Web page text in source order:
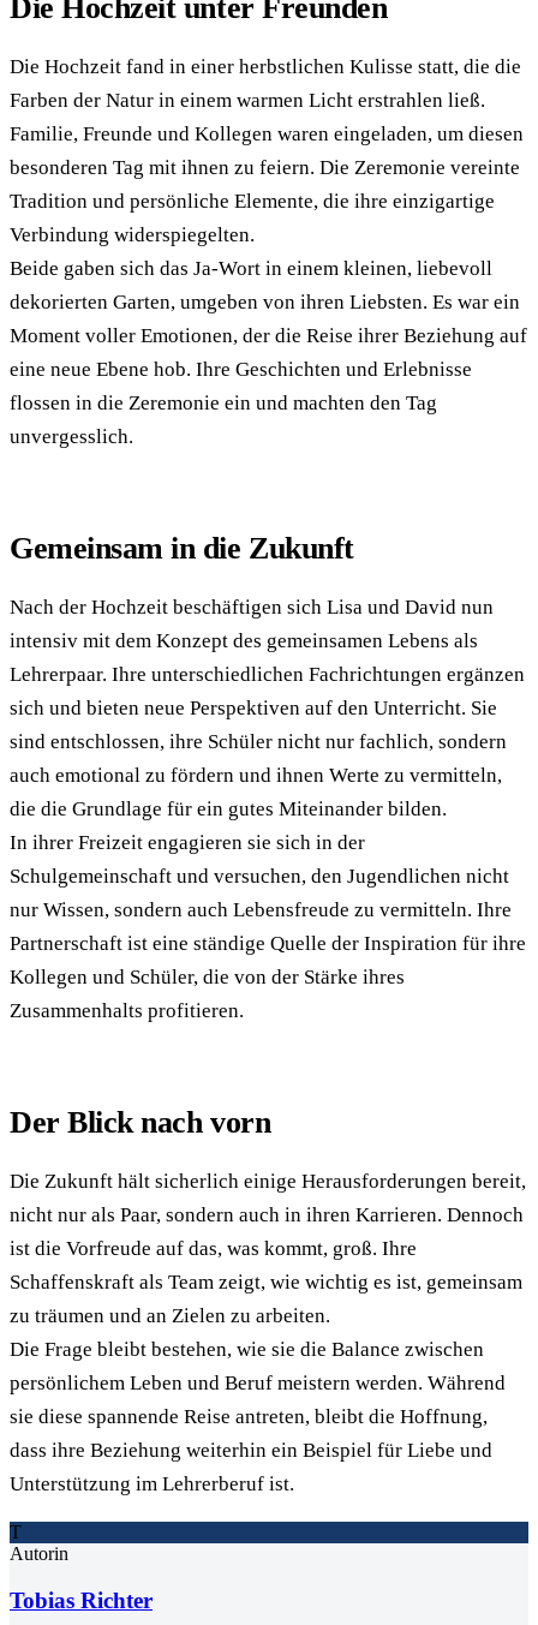
Die Hochzeit unter Freunden
Die Hochzeit fand in einer herbstlichen Kulisse statt, die die
Farben der Natur in einem warmen Licht erstrahlen ließ.
Familie, Freunde und Kollegen waren eingeladen, um diesen
besonderen Tag mit ihnen zu feiern. Die Zeremonie vereinte
Tradition und persönliche Elemente, die ihre einzigartige
Verbindung widerspiegelten.
Beide gaben sich das Ja-Wort in einem kleinen, liebevoll
dekorierten Garten, umgeben von ihren Liebsten. Es war ein
Moment voller Emotionen, der die Reise ihrer Beziehung auf
eine neue Ebene hob. Ihre Geschichten und Erlebnisse
flossen in die Zeremonie ein und machten den Tag
unvergesslich.
Gemeinsam in die Zukunft
Nach der Hochzeit beschäftigen sich Lisa und David nun
intensiv mit dem Konzept des gemeinsamen Lebens als
Lehrerpaar. Ihre unterschiedlichen Fachrichtungen ergänzen
sich und bieten neue Perspektiven auf den Unterricht. Sie
sind entschlossen, ihre Schüler nicht nur fachlich, sondern
auch emotional zu fördern und ihnen Werte zu vermitteln,
die die Grundlage für ein gutes Miteinander bilden.
In ihrer Freizeit engagieren sie sich in der
Schulgemeinschaft und versuchen, den Jugendlichen nicht
nur Wissen, sondern auch Lebensfreude zu vermitteln. Ihre
Partnerschaft ist eine ständige Quelle der Inspiration für ihre
Kollegen und Schüler, die von der Stärke ihres
Zusammenhalts profitieren.
Der Blick nach vorn
Die Zukunft hält sicherlich einige Herausforderungen bereit,
nicht nur als Paar, sondern auch in ihren Karrieren. Dennoch
ist die Vorfreude auf das, was kommt, groß. Ihre
Schaffenskraft als Team zeigt, wie wichtig es ist, gemeinsam
zu träumen und an Zielen zu arbeiten.
Die Frage bleibt bestehen, wie sie die Balance zwischen
persönlichem Leben und Beruf meistern werden. Während
sie diese spannende Reise antreten, bleibt die Hoffnung,
dass ihre Beziehung weiterhin ein Beispiel für Liebe und
Unterstützung im Lehrerberuf ist.
T
Autorin
Tobias Richter